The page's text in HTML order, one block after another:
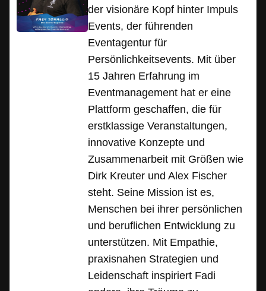
der visionäre Kopf hinter Impuls
Events, der führenden
Eventagentur für
Persönlichkeitsevents. Mit über
15 Jahren Erfahrung im
Eventmanagement hat er eine
Plattform geschaffen, die für
erstklassige Veranstaltungen,
innovative Konzepte und
Zusammenarbeit mit Größen wie
Dirk Kreuter und Alex Fischer
steht. Seine Mission ist es,
Menschen bei ihrer persönlichen
und beruflichen Entwicklung zu
unterstützen. Mit Empathie,
praxisnahen Strategien und
Leidenschaft inspiriert Fadi